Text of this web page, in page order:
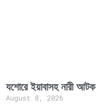
যশোরে ইয়াবাসহ নারী আটক
August 8, 2026